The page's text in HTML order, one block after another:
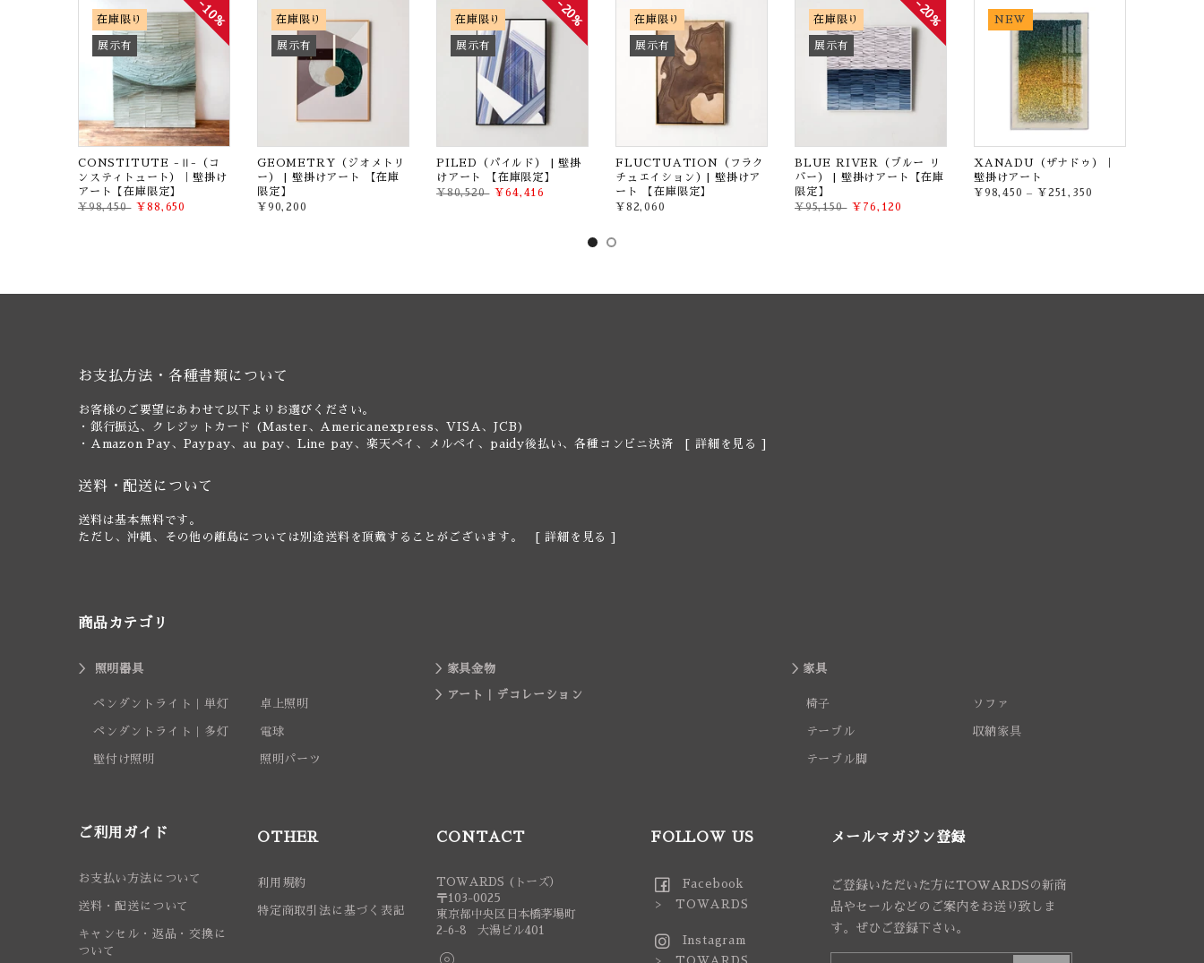
10%
在庫限り
展示有
CONSTITUTE -Ⅱ-（コ
ンスティトュート）｜壁掛け
アート【在庫限定】
¥98,450 ¥88,650
在庫限り
展示有
GEOMETRY（ジオメトリ
ー） | 壁掛けアート 【在庫
限定】
¥90,200
20%
在庫限り
展示有
PILED（パイルド） | 壁掛
けアート 【在庫限定】
¥80,520 ¥64,416
在庫限り
展示有
FLUCTUATION（フラク
チュエイション）| 壁掛けア
ート 【在庫限定】
¥82,060
20%
在庫限り
展示有
BLUE RIVER（ブルー リ
バー） | 壁掛けアート【在庫
限定】
¥95,150 ¥76,120
NEW
XANADU（ザナドゥ）｜
壁掛けアート
¥98,450– ¥251,350
お支払方法・各種書類について
お客様のご要望にあわせて以下よりお選びください。
・銀行振込、クレジットカード (Master、Americanexpress、VISA、JCB)
・Amazon Pay、Paypay、au pay、Line pay、楽天ペイ、メルペイ、paidy後払い、各種コンビニ決済 [ 詳細を見る ]
送料・配送について
送料は基本無料です。
ただし、沖縄、その他の離島については別途送料を頂戴することがございます。 [ 詳細を見る ]
商品カテゴリ
照明器具
ペンダントライト｜単灯 卓上照明
ペンダントライト｜多灯 電球
壁付け照明 照明パーツ
家具金物
アート｜デコレーション
家具
椅子 ソファ
テーブル 収納家具
テーブル脚
ご利用ガイド
お支払い方法について
送料・配送について
キャンセル・返品・交換に
ついて
OTHER
利用規約
特定商取引法に基づく表記
CONTACT
TOWARDS (トーズ）
〒103-0025
東京都中央区日本橋茅場町
2-6-8 大湯ビル401
FOLLOW US
Facebook
> TOWARDS
Instagram
> TOWARDS
メールマガジン登録
ご登録いただいた方にTOWARDSの新商
品やセールなどのご案内をお送り致しま
す。ぜひご登録下さい。